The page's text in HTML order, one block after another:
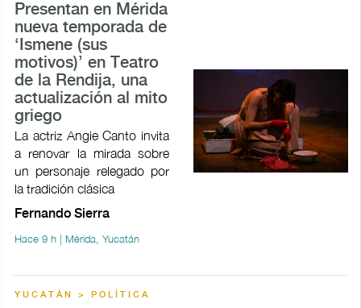
Presentan en Mérida
nueva temporada de
‘Ismene (sus
motivos)’ en Teatro
de la Rendija, una
actualización al mito
griego
La actriz Angie Canto invita
a renovar la mirada sobre
un personaje relegado por
la tradición clásica
Fernando Sierra
Hace 9 h | Mérida, Yucatán
YUCATÁN > POLÍTICA